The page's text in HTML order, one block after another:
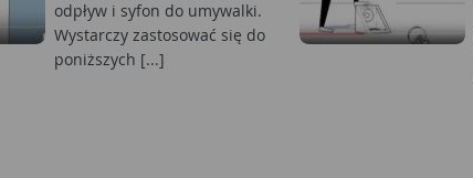
odpływ i syfon do umywalki.
Wystarczy zastosować się do
poniższych [...]